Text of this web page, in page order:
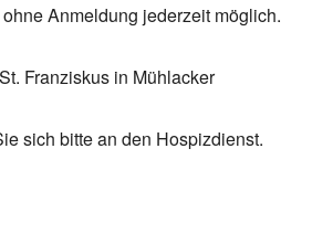
Anmeldung jederzeit möglich.
Franziskus in Mühlacker
sich bitte an den Hospizdienst.